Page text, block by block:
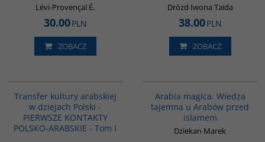
Lévi-Provençal É.
30.00PLN
ZOBACZ
Drózd Iwona Taida
38.00PLN
ZOBACZ
Transfer kultury arabskiej
w dziejach Polski -
PIERWSZE KONTAKTY
POLSKO-ARABSKIE - Tom I
Arabia magica. Wiedza
tajemna u Arabów przed
islamem
Dziekan Marek